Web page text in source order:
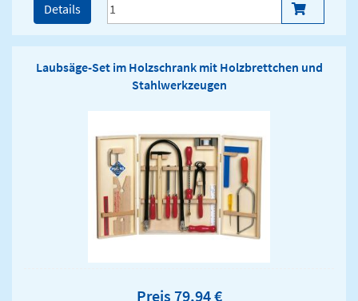
Details
Laubsäge-Set im Holzschrank mit Holzbrettchen und
Stahlwerkzeugen
Preis 79,94 €